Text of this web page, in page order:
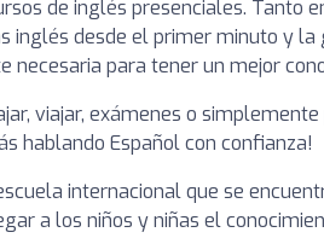
de inglés presenciales. Tanto
inglés desde el primer minuto y
necesaria para tener un mejor
viajar, exámenes o
hablando Español con confianza!
internacional que se
a los niños y niñas el